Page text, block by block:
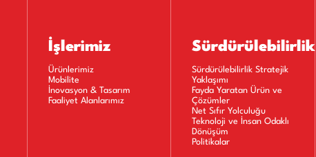
İşlerimiz
Ürünlerimiz
Mobilite
İnovasyon & Tasarım
Faaliyet Alanlarımız
Sürdürülebilirlik
Sürdürülebilirlik Stratejik
Yaklaşımı
Fayda Yaratan Ürün ve
Çözümler
Net Sıfır Yolculuğu
Teknoloji ve İnsan Odaklı
Dönüşüm
Politikalar